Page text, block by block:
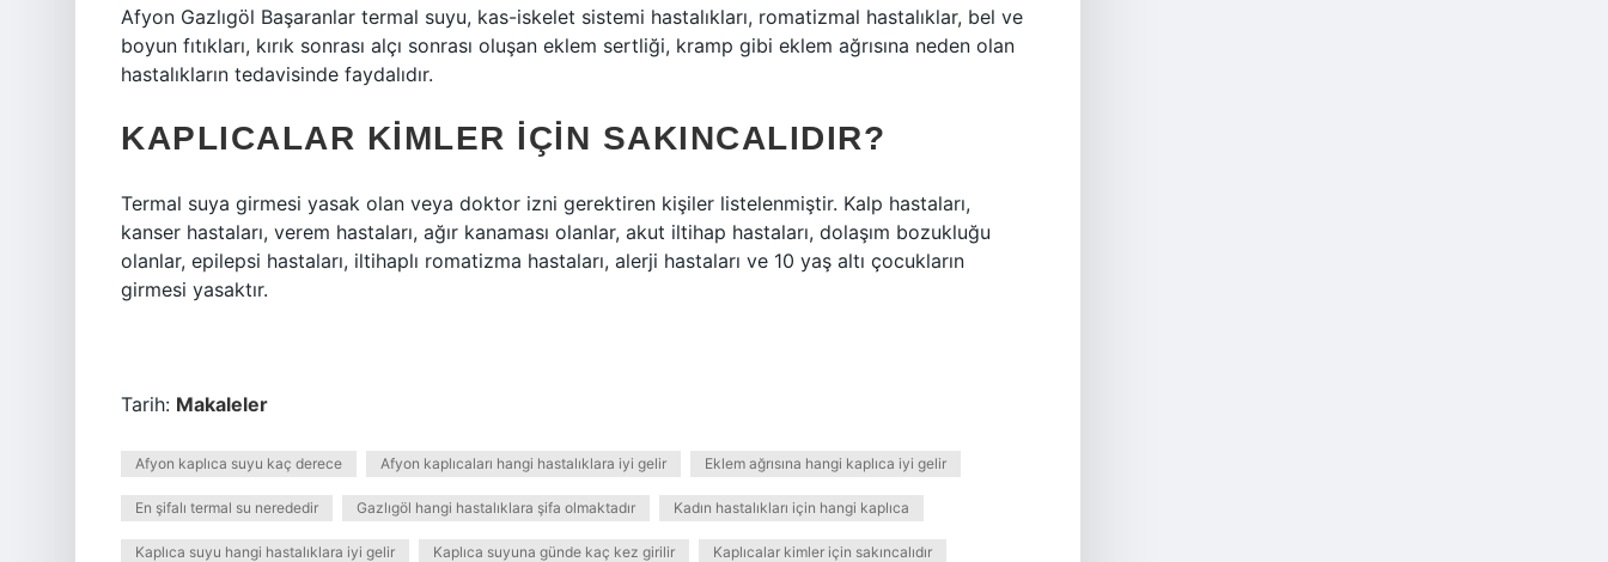
Afyon Gazlıgöl Başaranlar termal suyu, kas-iskelet sistemi hastalıkları, romatizmal hastalıklar, bel ve
boyun fıtıkları, kırık sonrası alçı sonrası oluşan eklem sertliği, kramp gibi eklem ağrısına neden olan
hastalıkların tedavisinde faydalıdır.
KAPLICALAR KIMLER IÇIN SAKINCALIDIR?
Termal suya girmesi yasak olan veya doktor izni gerektiren kişiler listelenmiştir. Kalp hastaları,
kanser hastaları, verem hastaları, ağır kanaması olanlar, akut iltihap hastaları, dolaşım bozukluğu
olanlar, epilepsi hastaları, iltihaplı romatizma hastaları, alerji hastaları ve 10 yaş altı çocukların
girmesi yasaktır.
Tarih: Makaleler
Afyon kaplıca suyu kaç derece Afyon kaplıcaları hangi hastalıklara iyi gelir Eklem ağrısına hangi kaplıca iyi gelir
En şifalı termal su nerededir Gazlıgöl hangi hastalıklara şifa olmaktadır Kadın hastalıkları için hangi kaplıca
Kaplıca suyu hangi hastalıklara iyi gelir Kaplıca suyuna günde kaç kez girilir Kaplıcalar kimler için sakıncalıdır